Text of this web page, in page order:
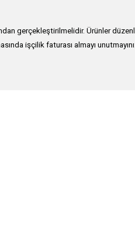
gerçekleştirilmelidir. Ürünler
işçilik faturası almayı